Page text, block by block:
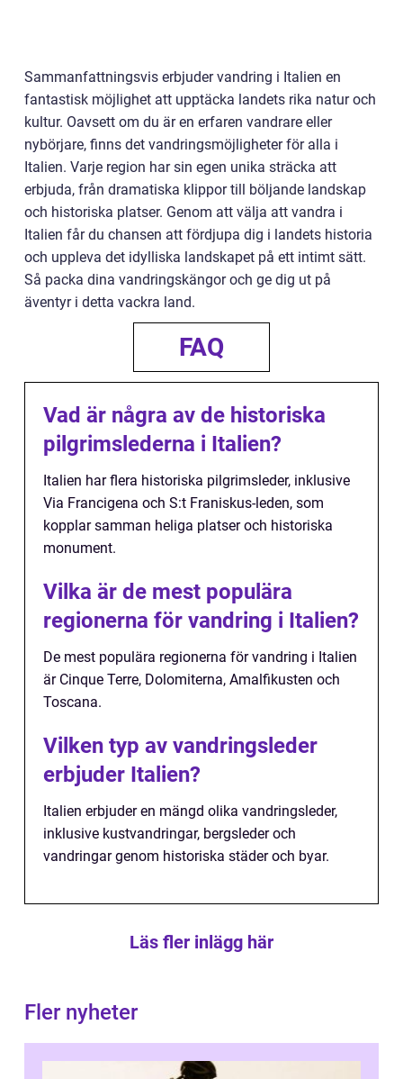
Sammanfattningsvis erbjuder vandring i Italien en
fantastisk möjlighet att upptäcka landets rika natur och
kultur. Oavsett om du är en erfaren vandrare eller
nybörjare, finns det vandringsmöjligheter för alla i
Italien. Varje region har sin egen unika sträcka att
erbjuda, från dramatiska klippor till böljande landskap
och historiska platser. Genom att välja att vandra i
Italien får du chansen att fördjupa dig i landets historia
och uppleva det idylliska landskapet på ett intimt sätt.
Så packa dina vandringskängor och ge dig ut på
äventyr i detta vackra land.
FAQ
Vad är några av de historiska
pilgrimslederna i Italien?
Italien har flera historiska pilgrimsleder, inklusive
Via Francigena och S:t Franiskus-leden, som
kopplar samman heliga platser och historiska
monument.
Vilka är de mest populära
regionerna för vandring i Italien?
De mest populära regionerna för vandring i Italien
är Cinque Terre, Dolomiterna, Amalfikusten och
Toscana.
Vilken typ av vandringsleder
erbjuder Italien?
Italien erbjuder en mängd olika vandringsleder,
inklusive kustvandringar, bergsleder och
vandringar genom historiska städer och byar.
Läs fler inlägg här
Fler nyheter